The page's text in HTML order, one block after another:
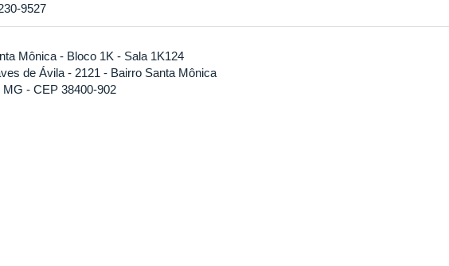
9527
Mônica - Bloco 1K - Sala 1K124
de Ávila - 2121 - Bairro Santa Mônica
MG - CEP 38400-902